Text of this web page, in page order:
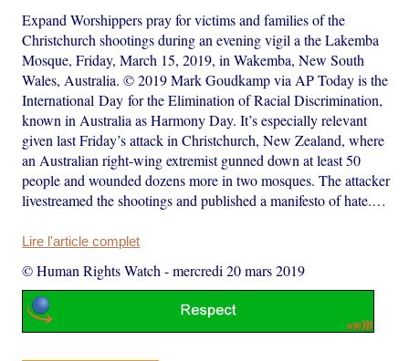
Expand Worshippers pray for victims and families of the
Christchurch shootings during an evening vigil a the Lakemba
Mosque, Friday, March 15, 2019, in Wakemba, New South
Wales, Australia. © 2019 Mark Goudkamp via AP Today is the
International Day for the Elimination of Racial Discrimination,
known in Australia as Harmony Day. It’s especially relevant
given last Friday’s attack in Christchurch, New Zealand, where
an Australian right-wing extremist gunned down at least 50
people and wounded dozens more in two mosques. The attacker
livestreamed the shootings and published a manifesto of hate.…
Lire l'article complet
© Human Rights Watch -mercredi 20 mars 2019